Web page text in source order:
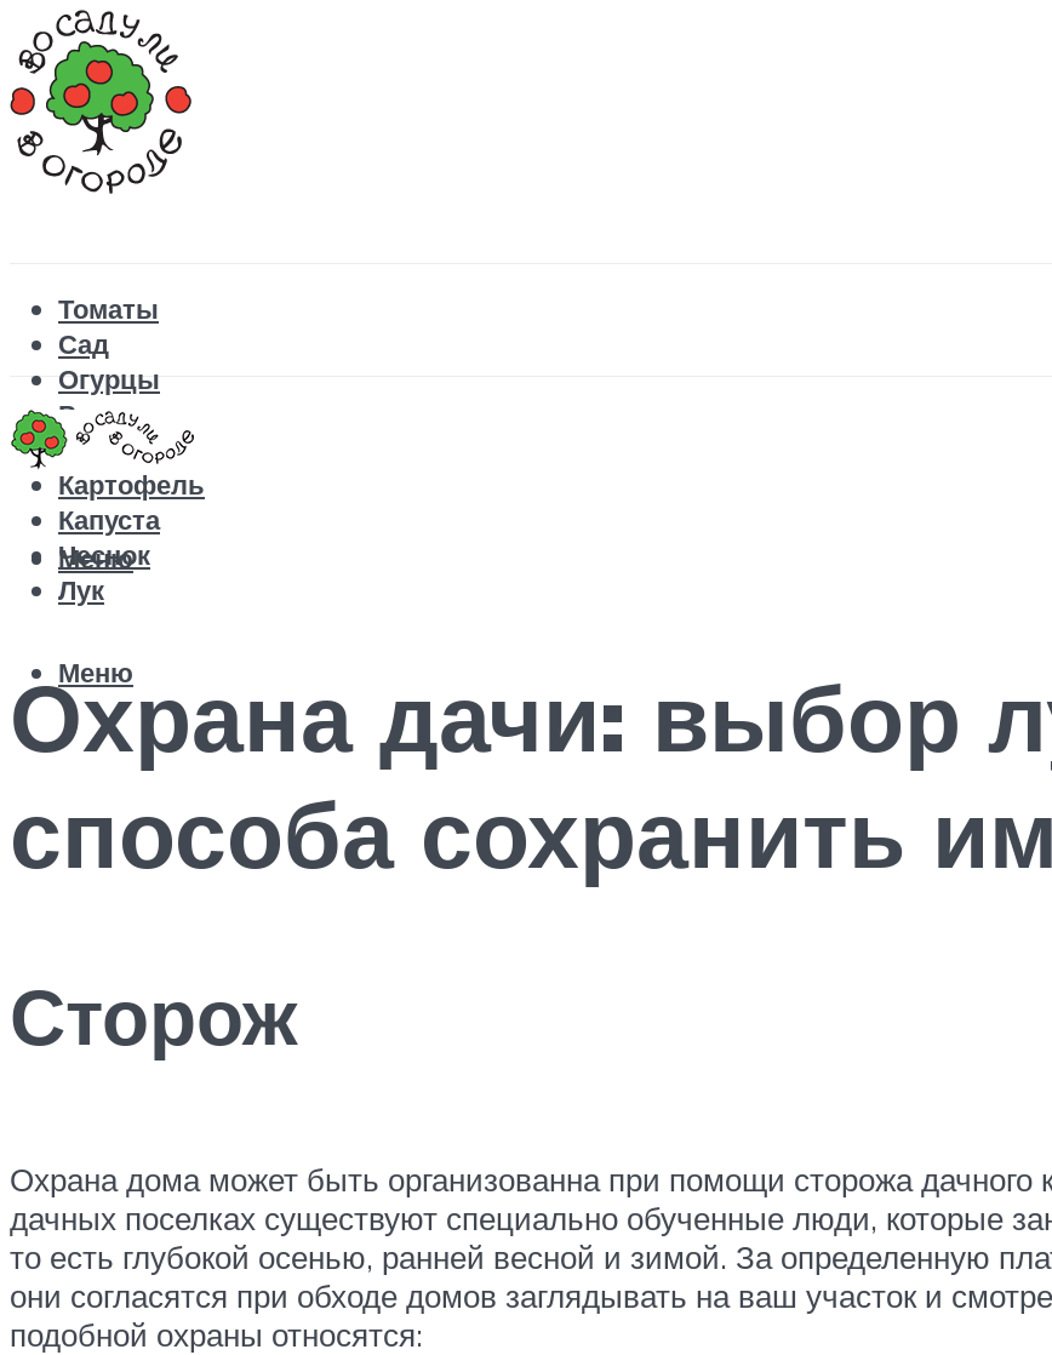
Томаты
Сад
Огурцы
Рецепты
Перец
Картофель
Капуста
Чеснок
Лук
Меню
Меню
Охрана дачи: выбор
способа сохранить
Сторож
Охрана дома может быть организованна при помощи сторожа дачного
дачных поселках существуют специально обученные люди, которые
то есть глубокой осенью, ранней весной и зимой. За определенную
они согласятся при обходе домов заглядывать на ваш участок и
подобной охраны относятся: